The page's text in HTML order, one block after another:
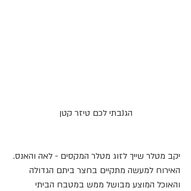
הגנבתי לכם טיזר קטן
יקב מטלר שייך לזוג מטלר המקסים - לאה והאנס.
האירוח למעשה מתקיים בחצר ביתם הגדולה
והאוכל המוצע מבושל ממש במטבח הביתי